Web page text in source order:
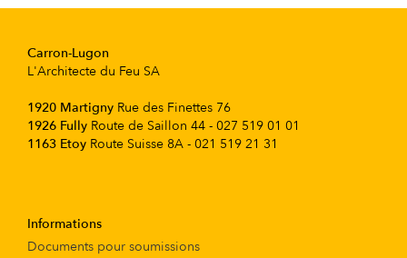
Carron-Lugon
L'Architecte du Feu SA
1920 Martigny Rue des Finettes 76
1926 Fully Route de Saillon 44 - 027 519 01 01
1163 Etoy Route Suisse 8A - 021 519 21 31
Informations
Documents pour soumissions